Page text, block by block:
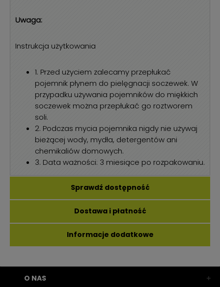
Uwaga:
Instrukcja użytkowania
1. Przed użyciem zalecamy przepłukać
pojemnik płynem do pielęgnacji soczewek. W
przypadku używania pojemników do miękkich
soczewek można przepłukać go roztworem
soli.
2. Podczas mycia pojemnika nigdy nie używaj
bieżącej wody, mydła, detergentów ani
chemikaliów domowych.
3. Data ważności: 3 miesiące po rozpakowaniu.
Sprawdź dostępność
Dostawa i płatność
Informacje dodatkowe
O NAS